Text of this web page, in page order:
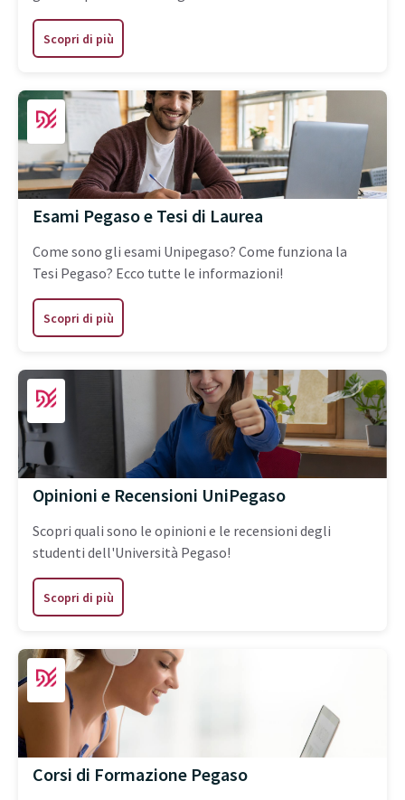
Scopri di più
Esami Pegaso e Tesi di Laurea
Come sono gli esami Unipegaso? Come funziona la
Tesi Pegaso? Ecco tutte le informazioni!
Scopri di più
Opinioni e Recensioni UniPegaso
Scopri quali sono le opinioni e le recensioni degli
studenti dell'Università Pegaso!
Scopri di più
Corsi di Formazione Pegaso